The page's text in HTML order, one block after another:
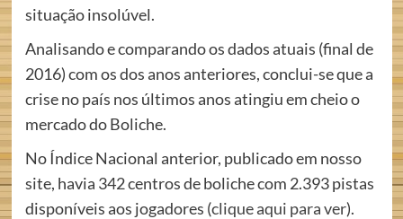
situação insolúvel.
Analisando e comparando os dados atuais (final de
2016) com os dos anos anteriores, conclui-se que a
crise no país nos últimos anos atingiu em cheio o
mercado do Boliche.
No Índice Nacional anterior, publicado em nosso
site, havia 342 centros de boliche com 2.393 pistas
disponíveis aos jogadores (clique aqui para ver).